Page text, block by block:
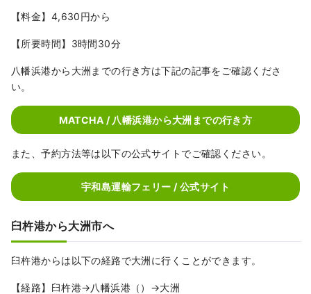
【料金】4,630円から
【所要時間】3時間30分
八幡浜港から大洲までの行き方は下記の記事をご確認くださ
い。
MATCHA / 八幡浜港から大洲までの行き方
また、予約方法等は以下の公式サイトでご確認ください。
宇和島運輸フェリー / 公式サイト
臼杵港から大洲市へ
臼杵港からは以下の経路で大洲に行くことができます。
【経路】臼杵港→八幡浜港（）→大洲